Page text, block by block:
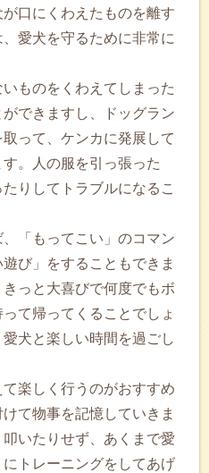
口にくわえたものを離す
愛犬を守るために非常に
ものをくわえてしまった
できますし、ドッグラン
って、ケンカに発展して
。人の服を引っ張った
りしてトラブルになるこ
「もってこい」のコマン
び」をすることもできま
っと大喜びで何度でもボ
て帰ってくることでしょ
犬と楽しい時間を過ごし
楽しく行うのがおすすめ
て物事を記憶していきま
いたりせず、あくまで愛
トレーニングをしてあげ